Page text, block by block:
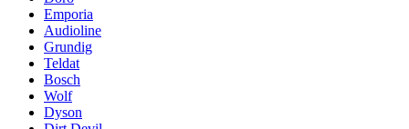
Emporia
Audioline
Grundig
Teldat
Bosch
Wolf
Dyson